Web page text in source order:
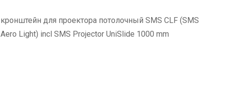
кронштейн для проектора потолочный SMS CLF (SMS
Aero Light) incl SMS Projector UniSlide 1000 mm